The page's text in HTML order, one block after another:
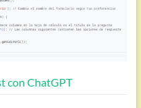
con ChatGPT